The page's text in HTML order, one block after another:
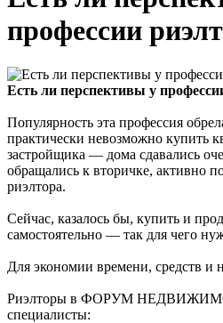
профессии
Есть ли перспективы у
Популярность эта профессия
практически невозможно купить
застройщика — дома сдавались
обращались к вторичке, активно
риэлтора.
Сейчас, казалось бы, купить и
самостоятельно — так для чего
Для экономии времени, средств и
Риэлторы в ФОРУМ
специалисты: